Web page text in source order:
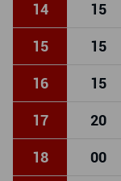
14 15
15 15
16 15
17 20
18 00